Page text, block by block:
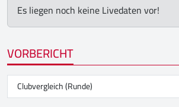
Es liegen noch keine Livedaten vor!
VORBERICHT
Clubvergleich (Runde)